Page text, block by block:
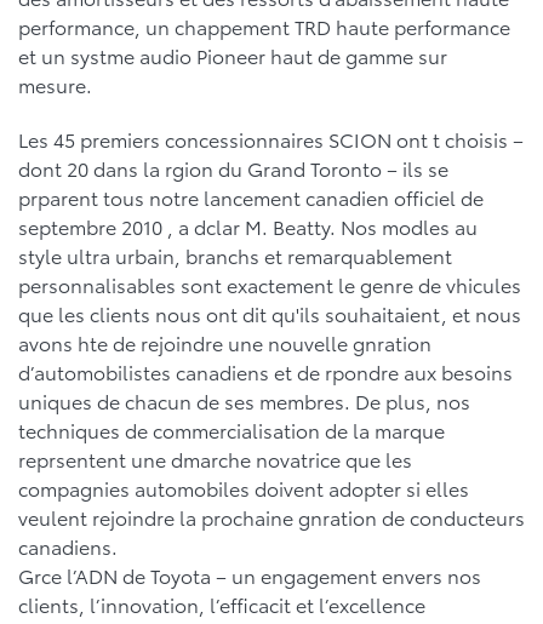
performance, un chappement TRD haute performance
et un systme audio Pioneer haut de gamme sur
mesure.
Les 45 premiers concessionnaires SCION ont t choisis –
dont 20 dans la rgion du Grand Toronto – ils se
prparent tous notre lancement canadien officiel de
septembre 2010 , a dclar M. Beatty. Nos modles au
style ultra urbain, branchs et remarquablement
personnalisables sont exactement le genre de vhicules
que les clients nous ont dit qu'ils souhaitaient, et nous
avons hte de rejoindre une nouvelle gnration
d’automobilistes canadiens et de rpondre aux besoins
uniques de chacun de ses membres. De plus, nos
techniques de commercialisation de la marque
reprsentent une dmarche novatrice que les
compagnies automobiles doivent adopter si elles
veulent rejoindre la prochaine gnration de conducteurs
canadiens.
Grce l’ADN de Toyota – un engagement envers nos
clients, l’innovation, l’efficacit et l’excellence